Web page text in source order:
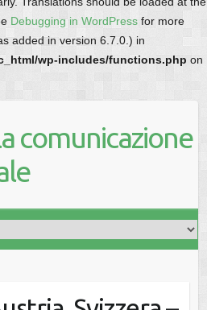
Debugging in WordPress for more
added in version 6.7.0.) in
wp-includes/functions.php on
comunicazione